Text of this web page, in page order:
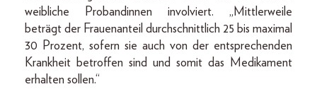
weibliche Probandinnen involviert. „Mittlerweile
beträgt der Frauenanteil durchschnittlich 25 bis maximal
30 Prozent, sofern sie auch von der entsprechenden
Krankheit betroffen sind und somit das Medikament
erhalten sollen.“